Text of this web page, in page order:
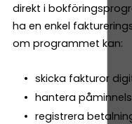
direkt i
ha en enkel
om programmet kan:
skicka fakturor
hantera
registrera